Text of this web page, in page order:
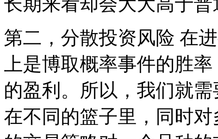
第二，分散投资风险 在
上是博取概率事件的胜
的盈利。所以，我们就
在不同的篮子里，同时